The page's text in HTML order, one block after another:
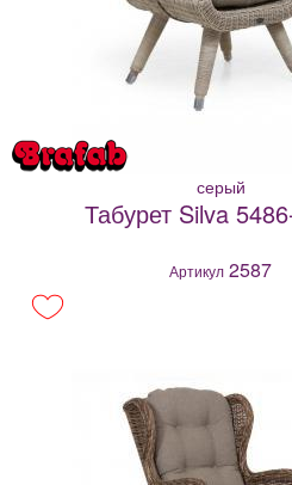
серый
Табурет Silva
Артикул 2587